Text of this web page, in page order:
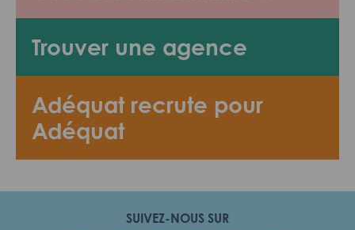
Trouver une agence
Adéquat recrute pour
Adéquat
SUIVEZ-NOUS SUR